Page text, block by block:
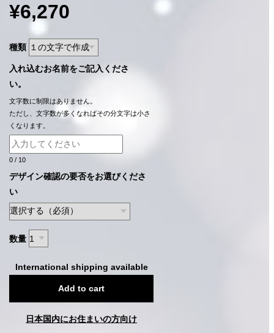
¥6,270
種類
入れ込むお名前をご記入くださ
い。
文字数に制限はありません。
ただし、文字数が多くなればその分文字は小さ
くなります。
0 / 10
デザイン確認の要否をお選びくださ
い
数量
International shipping available
Add to cart
日本国内にお住まいの方向け